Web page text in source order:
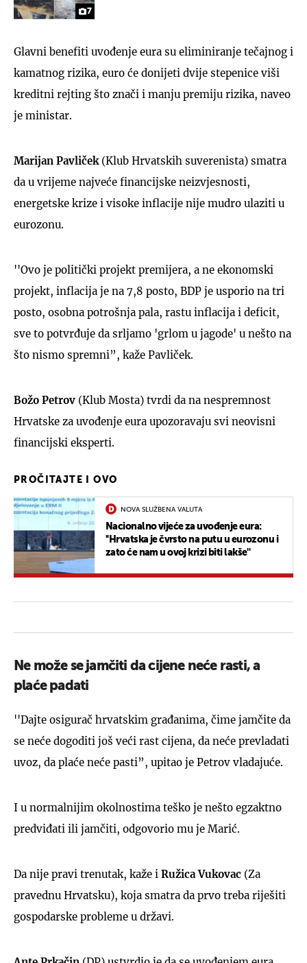
7
Glavni benefiti uvođenje eura su eliminiranje tečajnog i
kamatnog rizika, euro će donijeti dvije stepenice viši
kreditni rejting što znači i manju premiju rizika, naveo
je ministar.
Marijan Pavliček(Klub Hrvatskih suverenista) smatra
da u vrijeme najveće financijske neizvjesnosti,
energetske krize i visoke inflacije nije mudro ulaziti u
eurozonu.
''Ovo je politički projekt premijera, a ne ekonomski
projekt, inflacija je na 7,8 posto, BDP je usporio na tri
posto, osobna potrošnja pala, rastu inflacija i deficit,
sve to potvrđuje da srljamo 'grlom u jagode' u nešto na
što nismo spremni”, kaže Pavliček.
Božo Petrov (Klub Mosta) tvrdi da na nespremnost
Hrvatske za uvođenje eura upozoravaju svi neovisni
financijski eksperti.
PROČITAJTE I OVO
NOVA SLUŽBENA VALUTA
Nacionalno vijeće za uvođenje eura:
''Hrvatska je čvrsto na putu u eurozonu i
zato će nam u ovoj krizi biti lakše''
Ne može se jamčiti da cijene neće rasti, a
plaće padati
''Dajte osigurač hrvatskim građanima, čime jamčite da
se neće dogoditi još veći rast cijena, da neće prevladati
uvoz, da plaće neće pasti”, upitao je Petrov vladajuće.
I u normalnijim okolnostima teško je nešto egzaktno
predviđati ili jamčiti, odgovorio mu je Marić.
Da nije pravi trenutak, kaže i Ružica Vukovac (Za
pravednu Hrvatsku), koja smatra da prvo treba riješiti
gospodarske probleme u državi.